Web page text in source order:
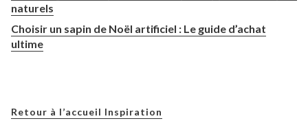
naturels
Choisir un sapin de Noël artificiel : Le guide d’achat
ultime
Retour à l’accueil Inspiration